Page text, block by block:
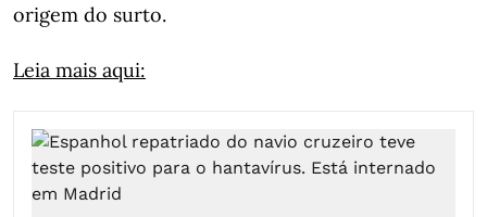
origem do surto.
Leia mais aqui: